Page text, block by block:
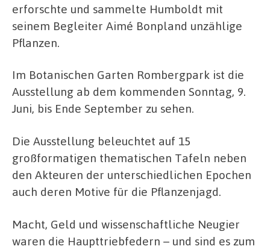
erforschte und sammelte Humboldt mit
seinem Begleiter Aimé Bonpland unzählige
Pflanzen.
Im Botanischen Garten Rombergpark ist die
Ausstellung ab dem kommenden Sonntag, 9.
Juni, bis Ende September zu sehen.
Die Ausstellung beleuchtet auf 15
großformatigen thematischen Tafeln neben
den Akteuren der unterschiedlichen Epochen
auch deren Motive für die Pflanzenjagd.
Macht, Geld und wissenschaftliche Neugier
waren die Haupttriebfedern – und sind es zum